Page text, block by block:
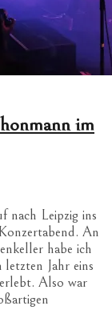
im
nach Leipzig ins
An
habe ich
Jahr eins
Also war